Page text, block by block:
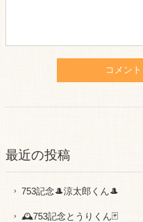
最近の投稿
753記念🎩涼太郎くん🎩
🕰753記念とうりくん🃏